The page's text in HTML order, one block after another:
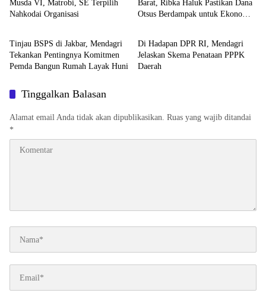
Musda VI, Matrobi, SE Terpilih
Nahkodai Organisasi
Barat, Ribka Haluk Pastikan Dana
Otsus Berdampak untuk Ekonomi
Kemendagri
Tinjau BSPS di Jakbar, Mendagri
Tekankan Pentingnya Komitmen
Pemda Bangun Rumah Layak Huni
DPR RI
Di Hadapan DPR RI, Mendagri
Jelaskan Skema Penataan PPPK
Daerah
Tinggalkan Balasan
Alamat email Anda tidak akan dipublikasikan. Ruas yang wajib ditandai
*